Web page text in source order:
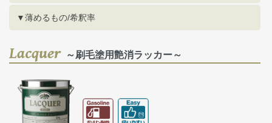
▼薄めるもの/希釈率
Lacquer～刷毛塗用艶消ラッカー～